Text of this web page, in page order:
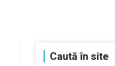
Caută în site